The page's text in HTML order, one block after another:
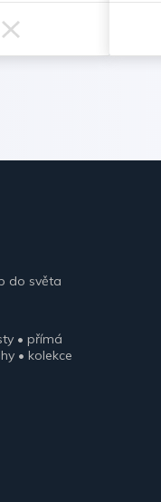
do světa
• přímá
• kolekce